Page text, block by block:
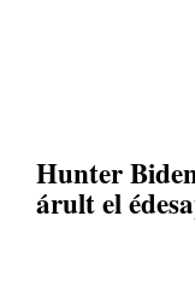
Hunter
árult el